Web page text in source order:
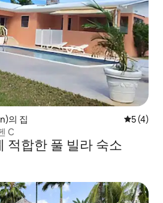
의 집 평점 5점
5 (4)
C
적합한 풀 빌라 숙소